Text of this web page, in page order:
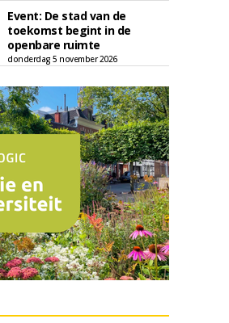
Event: De stad van de
toekomst begint in de
openbare ruimte
donderdag 5 november 2026